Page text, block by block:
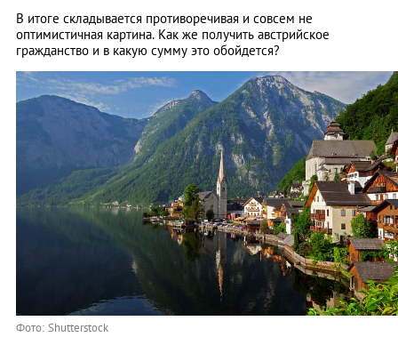
В итоге складывается противоречивая и совсем не
оптимистичная картина. Как же получить австрийское
гражданство и в какую сумму это обойдется?
Фото: Shutterstock